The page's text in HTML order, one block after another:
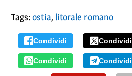
Tags:ostia, litorale romano
Condividi Condividi
Condividi Condividi